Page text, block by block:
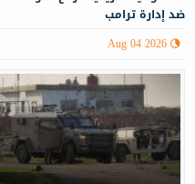
ضد إدارة ترامب
Aug 04 2026